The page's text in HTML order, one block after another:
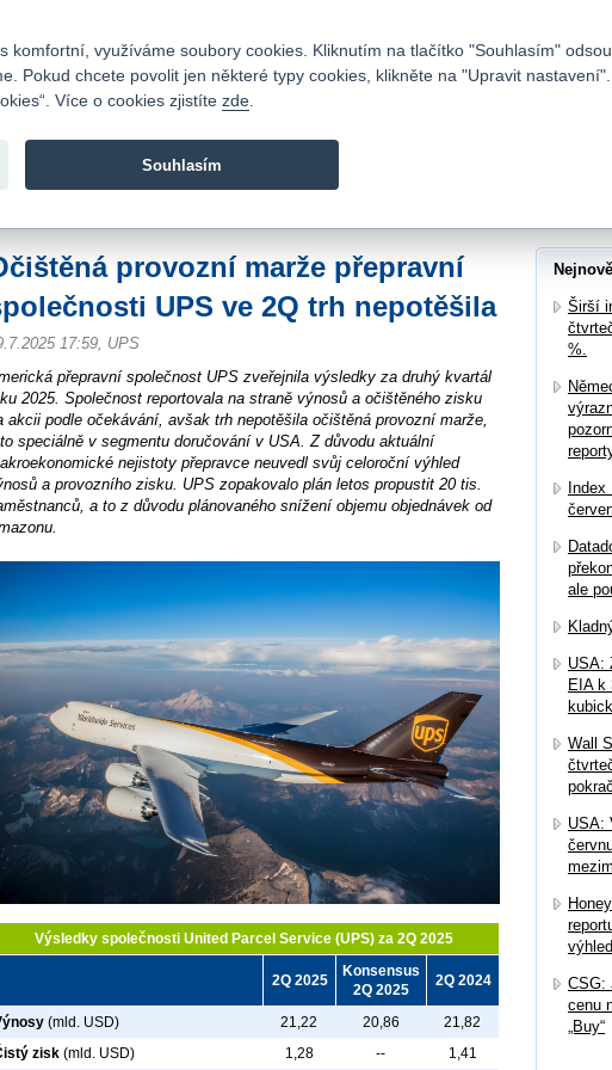
Fio banka je moderní česká banka. Poskytuje účty bez poplatků a
provozní marže přepravní
UPS ve 2Q trh nepotěšila
17:59, UPS
přepravní společnost UPS zveřejnila výsledky za druhý kvartál
2025. Společnost reportovala na straně výnosů a očištěného zisku
akcii podle očekávání, avšak trh nepotěšila očištěná provozní marže,
speciálně v segmentu doručování v USA. Z důvodu aktuální
nejistoty přepravce neuvedl svůj celoroční výhled
a provozního zisku. UPS zopakovalo plán letos propustit 20 tis.
a to z důvodu plánovaného snížení objemu objednávek od
Výsledky společnosti United Parcel Service (UPS) za 2Q 2025
2Q 2025
Konsensus
2Q 2025
2Q 2024
(mld. USD) 21,22 20,86
21,82
zisk (mld. USD) 1,28 --
1,41
Širší
%.
Index
ale
USA:
EIA k
Wall
USA:
výhled
CSG:
cenu
„Buy“
komfortní, využíváme soubory cookies. Kliknutím na tlačítko "Souhlasím"
Pokud chcete povolit jen některé typy cookies, klikněte na "Upravit
Více o cookies zjistíte zde
Souhlasím